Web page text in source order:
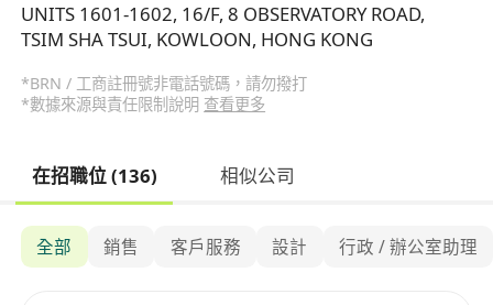
UNITS 1601-1602, 16/F, 8 OBSERVATORY ROAD,
TSIM SHA TSUI, KOWLOON, HONG KONG
*BRN / 工商註冊號非電話號碼，請勿撥打
*數據來源與責任限制說明 查看更多
在招職位 (136) 相似公司
全部 銷售 客戶服務 設計 行政 / 辦公室助理